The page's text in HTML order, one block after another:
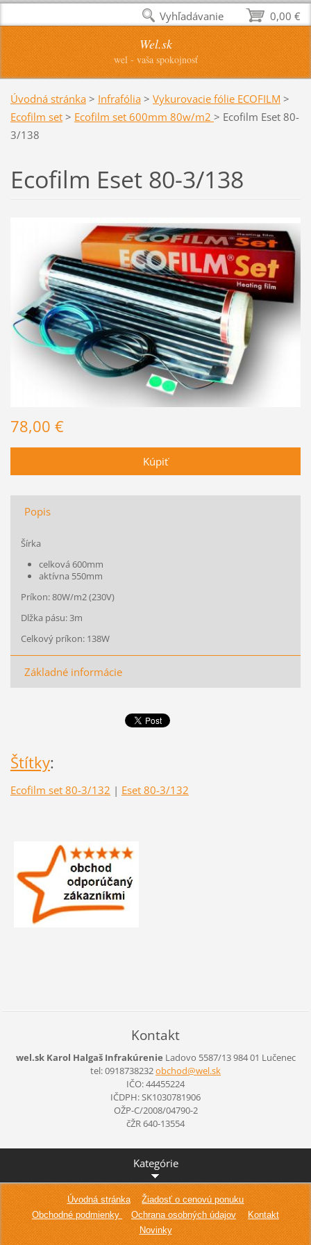
Wel.sk
wel - vaša spokojnosť
Úvodná stránka > Infrafólia > Vykurovacie fólie ECOFILM >
Ecofilm set > Ecofilm set 600mm 80w/m2 > Ecofilm Eset 80-
3/138
Ecofilm Eset 80-3/138
78,00 €
Popis
Šírka
celková 600mm
aktívna 550mm
Príkon: 80W/m2 (230V)
Dlžka pásu: 3m
Celkový príkon: 138W
Základné informácie
Štítky:
Ecofilm set 80-3/132 | Eset 80-3/132
Kontakt
wel.sk Karol Halgaš Infrakúrenie Ladovo 5587/13984 01 Lučenec
tel: 0918738232obchod@wel.sk
IČO: 44455224
IČDPH: SK1030781906
OŽP-C/2008/04790-2
čŽR 640-13554
Kategórie
Úvodná stránka
Žiadosť o cenovú ponuku
Obchodné podmienky
Ochrana osobných údajov
Kontakt
Novinky
0,00 €
Vyhľadávanie